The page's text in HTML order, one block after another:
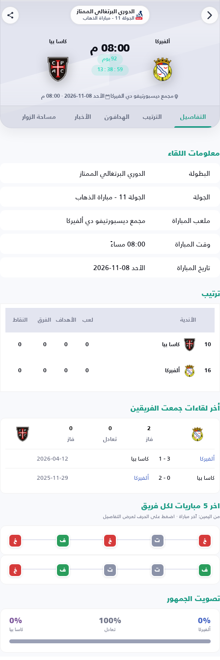
الدوري البرتغالي الممتاز
الجولة 11 - مباراة الذهاب
ألفيركا
08:00 م
92يوم
59
:
38
:
13
كاسا بيا
مجمع ديسبورتيفو دي ألفيركا الأحد 08-11-2026 · 08:00 م
التفاصيل الترتيب الهدافون الأخبار مساحة الزوار
معلومات اللقاء
البطولة
الدوري البرتغالي الممتاز
الجولة
الجولة 11 - مباراة الذهاب
ملعب المباراة
مجمع ديسبورتيفو دي ألفيركا
وقت المباراة
08:00 مساءً
تاريخ المباراة
الأحد 08-11-2026
ترتيب
الأندية لعب الأهداف الفرق النقاط
10 كاسا بيا 0
0
0
0
16 ألفيركا 0
0
0
0
أخر لقاءات جمعت الفريقين
2
فاز
0
تعادل
0
فاز
ألفيركا 3 - 1 كاسا بيا
2026-04-12
كاسا بيا
0 - 2 ألفيركا 2025-11-29
اخر 5 مباريات لكل فريق
من اليمين: آخر مباراة · اضغط على الحرف لعرض التفاصيل
خ ت خ ف خ
ف ت ت ف خ
تصويت الجمهور
0%
ألفيركا
100%
تعادل
0%
كاسا بيا